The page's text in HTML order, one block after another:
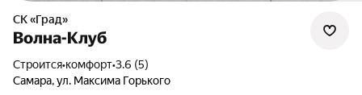
СК «Град»
Волна-Клуб
Строится•комфорт•3.6 (5)
Самара, ул. Максима Горького